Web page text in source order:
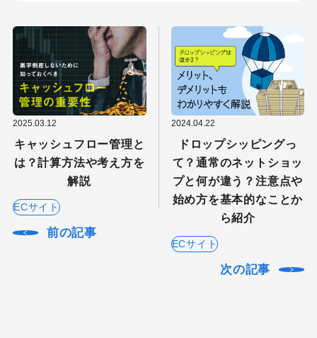
2025.03.12
キャッシュフロー管理と
は？計算方法や考え方を
解説
ECサイト
前の記事
2024.04.22
ドロップシッピングっ
て？通常のネットショッ
プと何が違う？注意点や
始め方を基本的なことか
ら紹介
ECサイト
次の記事